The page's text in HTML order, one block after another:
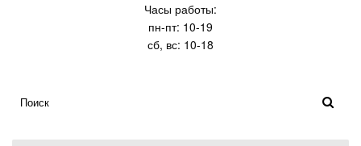
Часы работы:
пн-пт: 10-19
сб, вс: 10-18